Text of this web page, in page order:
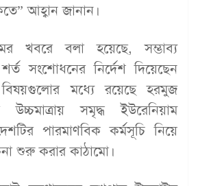
আহ্বান জানান।
খবরে বলা হয়েছে, সম্ভাব্য
শর্ত সংশোধনের নির্দেশ দিয়েছেন
মধ্যে রয়েছে হরমুজ
উচ্চমাত্রায় সমৃদ্ধ ইউরেনিয়াম
পারমাণবিক কর্মসূচি নিয়ে
শুরু করার কাঠামো।